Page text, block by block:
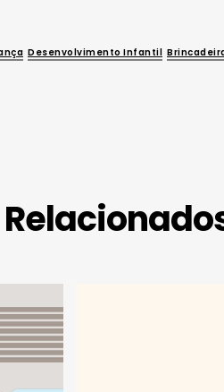
Desenvolvimento Infantil